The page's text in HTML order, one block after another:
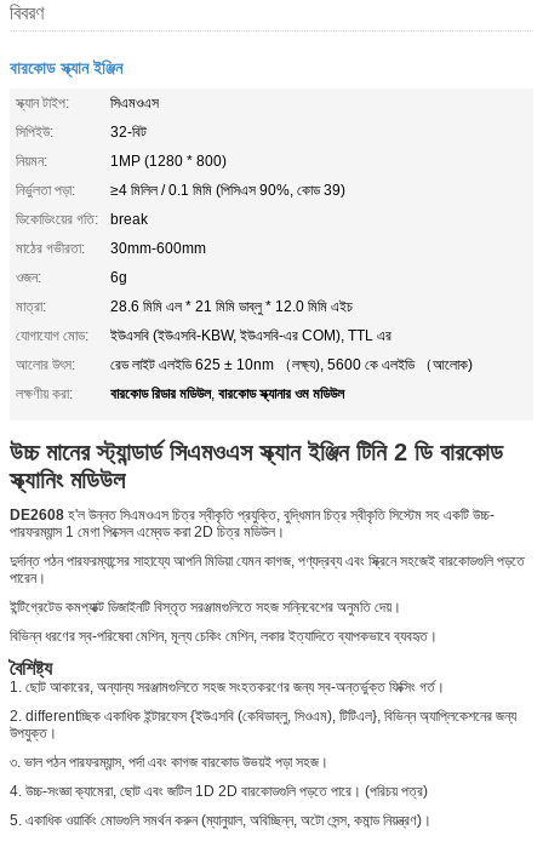
বিবরণ
বারকোড স্ক্যান ইঞ্জিন
স্ক্যান টাইপ:
সিএমওএস
সিপিইউ:
32-বিট
নিয়মন:
1MP (1280 * 800)
নির্ভুলতা পড়া:
≥4 মিলিল / 0.1 মিমি (পিসিএস 90%, কোড 39)
ডিকোডিংয়ের গতি:
break
মাঠের গভীরতা:
30mm-600mm
ওজন:
6g
মাত্রা:
28.6 মিমি এল * 21 মিমি ডাব্লু * 12.0 মিমি এইচ
যোগাযোগ মোড:
ইউএসবি (ইউএসবি-KBW, ইউএসবি-এর COM), TTL এর
আলোর উৎস:
রেড লাইট এলইডি 625 ± 10nm （লক্ষ্য), 5600 কে এলইডি （আলোক)
লক্ষণীয় করা:
বারকোড রিডার মডিউল, বারকোড স্ক্যানার ওম মডিউল
উচ্চ মানের স্ট্যান্ডার্ড সিএমওএস স্ক্যান ইঞ্জিন টিনি 2 ডি বারকোড
স্ক্যানিং মডিউল
DE2608 হ'ল উন্নত সিএমওএস চিত্র স্বীকৃতি প্রযুক্তি, বুদ্ধিমান চিত্র স্বীকৃতি সিস্টেম সহ একটি উচ্চ-
পারফরম্যান্স 1 মেগা পিক্সেল এম্বেড করা 2D চিত্র মডিউল।
দুর্দান্ত পঠন পারফরম্যান্সের সাহায্যে আপনি মিডিয়া যেমন কাগজ, পণ্যদ্রব্য এবং স্ক্রিনে সহজেই বারকোডগুলি পড়তে
পারেন।
ইন্টিগ্রেটেড কমপ্যাক্ট ডিজাইনটি বিস্তৃত সরঞ্জামগুলিতে সহজ সন্নিবেশের অনুমতি দেয়।
বিভিন্ন ধরণের স্ব-পরিষেবা মেশিন, মূল্য চেকিং মেশিন, লকার ইত্যাদিতে ব্যাপকভাবে ব্যবহৃত।
বৈশিষ্ট্য
1. ছোট আকারের, অন্যান্য সরঞ্জামগুলিতে সহজ সংহতকরণের জন্য স্ব-অন্তর্ভুক্ত ফিক্সিং গর্ত।
2. differentচ্ছিক একাধিক ইন্টারফেস {ইউএসবি (কেবিডাব্লু, সিওএম), টিটিএল}, বিভিন্ন অ্যাপ্লিকেশনের জন্য
উপযুক্ত।
৩. ভাল পঠন পারফরম্যান্স, পর্দা এবং কাগজ বারকোড উভয়ই পড়া সহজ।
4. উচ্চ-সংজ্ঞা ক্যামেরা, ছোট এবং জটিল 1D 2D বারকোডগুলি পড়তে পারে। (পরিচয় পত্র)
5. একাধিক ওয়ার্কিং মোডগুলি সমর্থন করুন (ম্যানুয়াল, অবিচ্ছিন্ন, অটো সেন্স, কমান্ড নিয়ন্ত্রণ)।